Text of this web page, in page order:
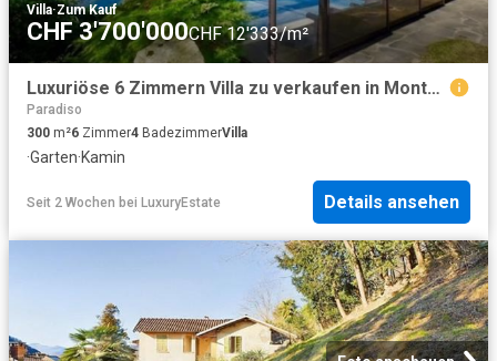
Villa·Zum Kauf
CHF 3'700'000CHF 12'333/m²
Luxuriöse 6 Zimmern Villa zu verkaufen in Montagnola, Tessin
Paradiso
300 m²6 Zimmer4 BadezimmerVilla
·Garten·Kamin
Seit 2 Wochen bei LuxuryEstate Details ansehen